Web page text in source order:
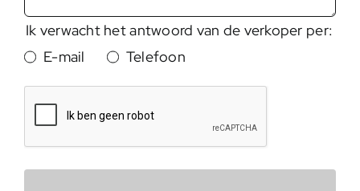
Ik verwacht het antwoord van de verkoper per:
E-mail
Telefoon